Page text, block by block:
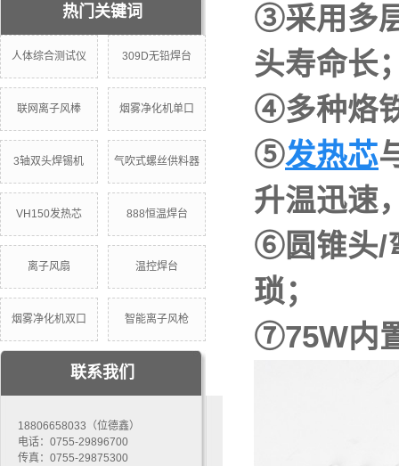
热门关键词
人体综合测试仪 309D无铅焊台
联网离子风棒 烟雾净化机单口
3轴双头焊锡机 气吹式螺丝供料器
VH150发热芯 888恒温焊台
离子风扇 温控焊台
烟雾净化机双口 智能离子风枪
联系我们
18806658033（位德鑫）
电话：0755-29896700
传真：0755-29875300
③采用多
头寿命长
④多种烙
⑤发热芯
升温迅速
⑥圆锥头/
琐；
⑦75W内